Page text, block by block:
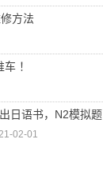
方法
！
日语书，N2模拟题
02-01